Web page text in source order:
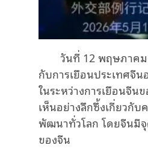
วันที่ 12 พฤษภาคม
กับการเยือนประเทศจี
ในระหว่างการเยือนจีน
เห็นอย่างลึกซึ้งเกี่ยวกั
พัฒนาทั่วโลก โดยจีนมี
ของจีน